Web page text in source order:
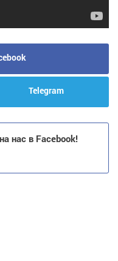
Telegram
нас в Facebook!